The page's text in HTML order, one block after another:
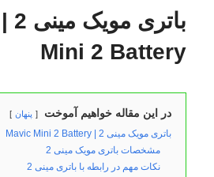
Mini 2 Battery
در این مقاله خواهیم آموخت پنهان
باتری مویک مینی 2 | Mavic Mini 2 Battery
مشخصات باتری مویک مینی 2
نکات مهم در رابطه با باتری مینی 2